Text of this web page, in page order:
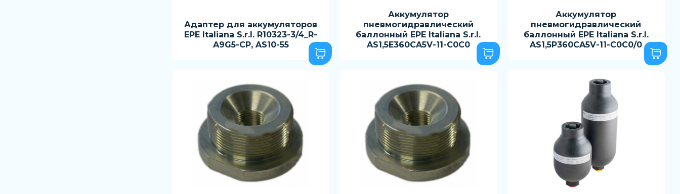
Адаптер для аккумуляторов
EPE Italiana S.r.l. R10323-3/4_R-
A9G5-CP, AS10-55
Аккумулятор
пневмогидравлический
баллонный EPE Italiana S.r.l.
AS1,5E360CA5V-11-C0C0
Аккумулятор
пневмогидравлический
баллонный EPE Italiana S.r.l.
AS1,5P360CA5V-11-C0C0/0